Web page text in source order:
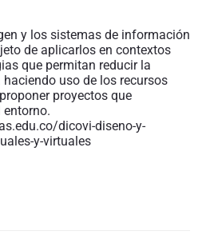
y los sistemas de información
de aplicarlos en contextos
que permitan reducir la
uso de los recursos
proyectos que
dicovi-diseno-y-
y-virtuales